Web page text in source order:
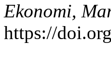
Ekonomi,
https://